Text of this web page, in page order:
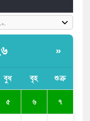
আপনারা দেখেননি:
»
বুধ বৃহ শুক্র
৫ ৬ ৭